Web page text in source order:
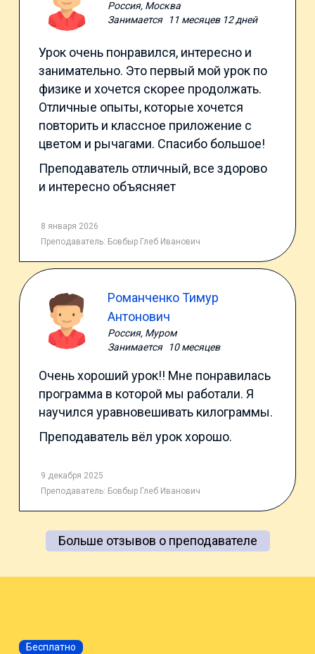
Россия, Москва
Занимается
11 месяцев 12 дней
Урок очень понравился, интересно и
занимательно. Это первый мой урок по
физике и хочется скорее продолжать.
Отличные опыты, которые хочется
повторить и классное приложение с
цветом и рычагами. Спасибо большое!
Преподаватель отличный, все здорово
и интересно объясняет
8 января 2026
Преподаватель: Бовбыр Глеб Иванович
Романченко Тимур
Антонович
Россия, Муром
Занимается
10 месяцев
Очень хороший урок!! Мне понравилась
программа в которой мы работали. Я
научился уравновешивать килограммы.
Преподаватель вёл урок хорошо.
9 декабря 2025
Преподаватель: Бовбыр Глеб Иванович
Больше отзывов о преподавателе
Бесплатно